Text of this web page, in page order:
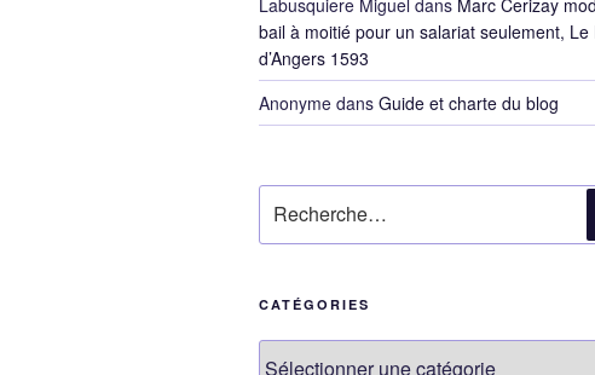
Labusquiere Miguel dans Marc Cerizay
bail à moitié pour un salariat seulement, Le
d’Angers 1593
Anonyme dans Guide et charte du blog
pour
:
CATÉGORIES